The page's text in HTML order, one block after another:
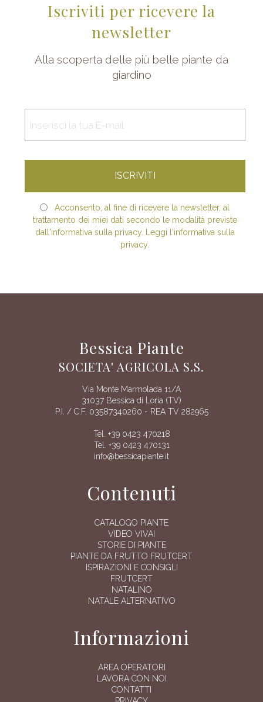
Iscriviti per ricevere la
newsletter
Alla scoperta delle più belle piante da
giardino
Acconsento, al fine di ricevere la newsletter, al
trattamento dei miei dati secondo le modalità previste
dall'informativa sulla privacy. Leggi l'informativa sulla
privacy.
Bessica Piante
SOCIETA' AGRICOLA S.S.
Via Monte Marmolada 11/A
31037 Bessica di Loria (TV)
P.I. / C.F. 03587340260 - REA TV 282965
Tel. +39 0423 470218
Tel. +39 0423 470131
info@bessicapiante.it
Contenuti
CATALOGO PIANTE
VIDEO VIVAI
STORIE DI PIANTE
PIANTE DA FRUTTO FRUTCERT
ISPIRAZIONI E CONSIGLI
FRUTCERT
NATALINO
NATALE ALTERNATIVO
Informazioni
AREA OPERATORI
LAVORA CON NOI
CONTATTI